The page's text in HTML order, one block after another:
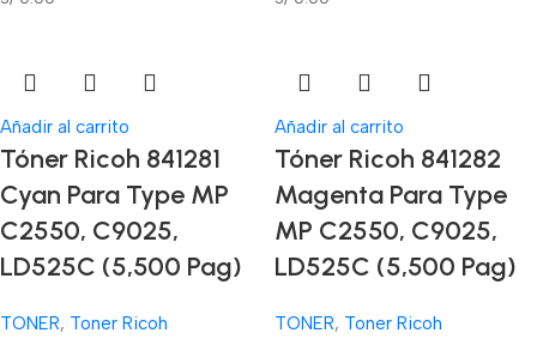
Añadir al carrito
Tóner Ricoh 841281
Cyan Para Type MP
C2550, C9025,
LD525C (5,500 Pag)
TONER, Toner Ricoh
Añadir al carrito
Tóner Ricoh 841282
Magenta Para Type
MP C2550, C9025,
LD525C (5,500 Pag)
TONER, Toner Ricoh